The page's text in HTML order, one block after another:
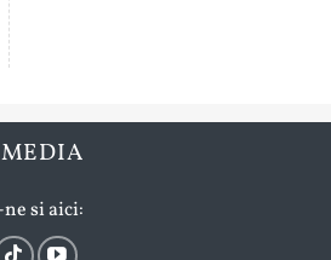
si aici: